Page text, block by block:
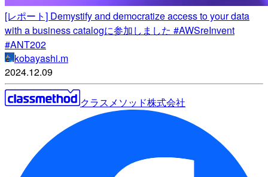
[レポート] Demystify and democratize access to your data
with a business catalogに参加しました #AWSreInvent
#ANT202
kobayashi.m
2024.12.09
クラスメソッド株式会社